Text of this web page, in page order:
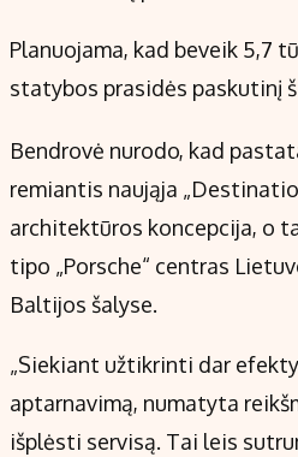
Planuojama, kad beveik 5,7
statybos prasidės paskutinį
Bendrovė nurodo, kad
remiantis naująja
architektūros koncepcija, o
tipo „Porsche“ centras
Baltijos šalyse.
„Siekiant užtikrinti dar
aptarnavimą, numatyta
išplėsti servisą. Tai leis